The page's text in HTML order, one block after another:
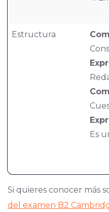
Estructura
Es
Si quieres conocer más
del examen B2